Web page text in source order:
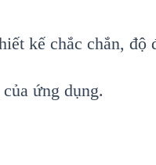
kế chắc chắn,
ứng dụng.